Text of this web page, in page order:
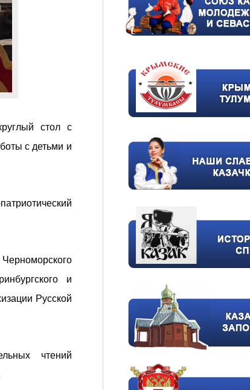
стол с
с детьми и
и
Русской
чтений